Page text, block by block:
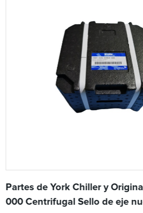
Partes de York Chiller y
000 Centrifugal Sello de eje